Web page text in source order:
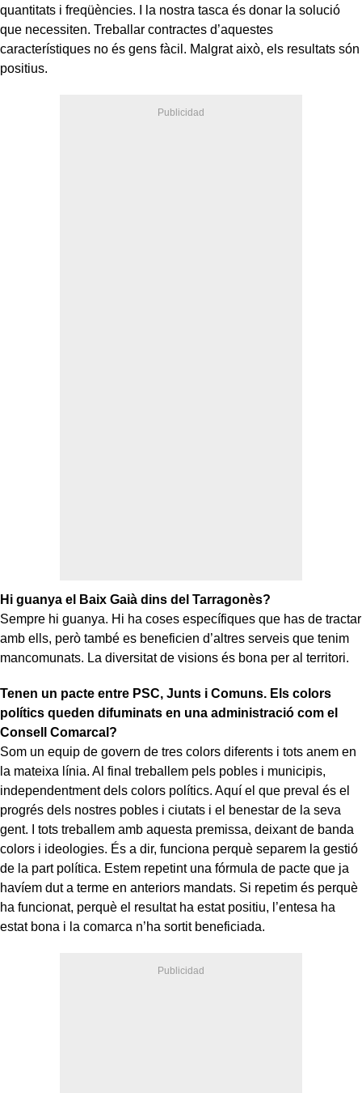
quantitats i freqüències. I la nostra tasca és donar la solució
que necessiten. Treballar contractes d’aquestes
característiques no és gens fàcil. Malgrat això, els resultats són
positius.
Hi guanya el Baix Gaià dins del Tarragonès?
Sempre hi guanya. Hi ha coses específiques que has de tractar
amb ells, però també es beneficien d’altres serveis que tenim
mancomunats. La diversitat de visions és bona per al territori.
Tenen un pacte entre PSC, Junts i Comuns. Els colors
polítics queden difuminats en una administració com el
Consell Comarcal?
Som un equip de govern de tres colors diferents i tots anem en
la mateixa línia. Al final treballem pels pobles i municipis,
independentment dels colors polítics. Aquí el que preval és el
progrés dels nostres pobles i ciutats i el benestar de la seva
gent. I tots treballem amb aquesta premissa, deixant de banda
colors i ideologies. És a dir, funciona perquè separem la gestió
de la part política. Estem repetint una fórmula de pacte que ja
havíem dut a terme en anteriors mandats. Si repetim és perquè
ha funcionat, perquè el resultat ha estat positiu, l’entesa ha
estat bona i la comarca n’ha sortit beneficiada.